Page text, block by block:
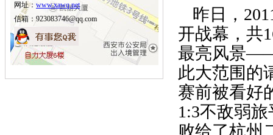
网址： www.xawq.net
信箱：923083746@qq.com
昨日，
开战幕，共
最亮风景
此大范围的
赛前被看好
1:3不敌弱
败给了杭州